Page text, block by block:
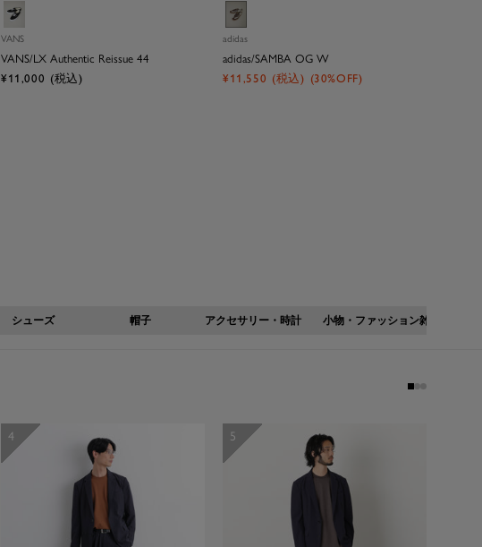
ブ
ラ
ッ
ク
VANS
VANS/LX Authentic Reissue 44
セ
¥11,000 (税込)
ホ
ワ
イ
ト
adidas
adidas/SAMBA OG W
セ
¥11,550 (税込) (30%OFF)
シューズ 帽子 アクセサリー・時計 小物・ファッション雑貨
4 5